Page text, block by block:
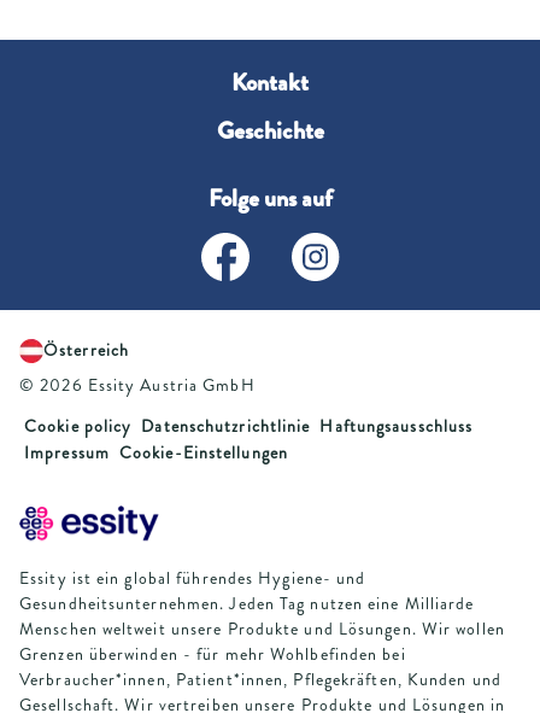
Kontakt
Geschichte
Folge uns auf
Österreich
© 2026 Essity Austria GmbH
Cookie policy Datenschutzrichtlinie Haftungsausschluss
Impressum Cookie-Einstellungen
Essity ist ein global führendes Hygiene- und
Gesundheitsunternehmen. Jeden Tag nutzen eine Milliarde
Menschen weltweit unsere Produkte und Lösungen. Wir wollen
Grenzen überwinden - für mehr Wohlbefinden bei
Verbraucher*innen, Patient*innen, Pflegekräften, Kunden und
Gesellschaft. Wir vertreiben unsere Produkte und Lösungen in